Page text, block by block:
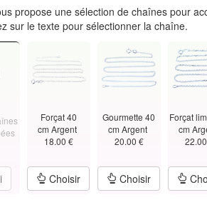
propose une sélection de chaînes pour
sur le texte pour sélectionner la chaîne.
Forçat 40
cm Argent
18.00 €
Choisir
Gourmette 40
cm Argent
20.00 €
Choisir
Forçat
cm